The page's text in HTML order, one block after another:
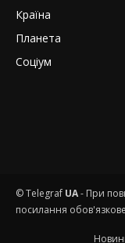
Країна
Планета
Соціум
© Telegraf UA- При
посилання